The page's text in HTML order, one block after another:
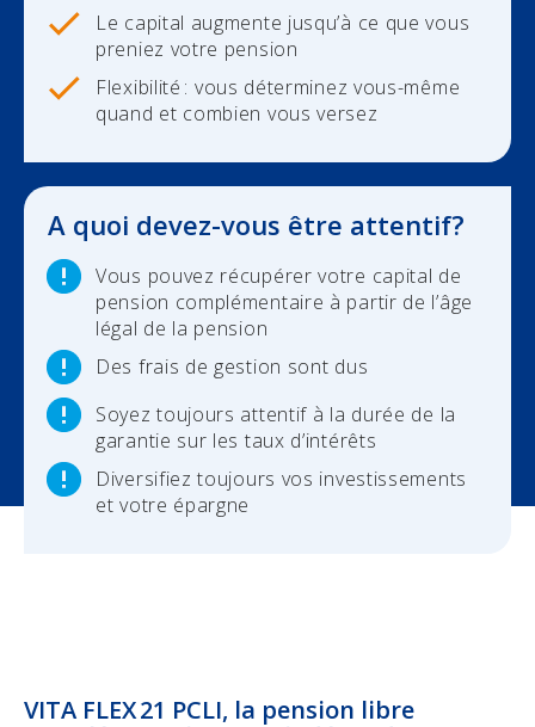
Check-up Assurances
Qui sommes-nous
Contact
Newsroom
Jobs
Votre déclaration de sinistre
Le capital augmente jusqu’à ce que vous
preniez votre pension
Flexibilité : vous déterminez vous-même
quand et combien vous versez
A quoi devez-vous être attentif?
Vous pouvez récupérer votre capital de
pension complémentaire à partir de l’âge
légal de la pension
Des frais de gestion sont dus
Soyez toujours attentif à la durée de la
garantie sur les taux d’intérêts
Diversifiez toujours vos investissements
et votre épargne
VITA FLEX 21 PCLI, la pension libre